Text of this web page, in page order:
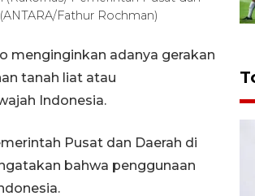
Fathur Rochman)
menginginkan adanya gerakan
tanah liat atau
Indonesia.
Pusat dan Daerah di
bahwa penggunaan